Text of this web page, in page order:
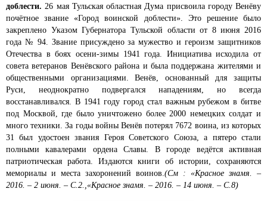
доблести. 26 мая Тульская областная Дума присвоила городу Венёву
почётное звание «Город воинской доблести». Это решение было
закреплено Указом Губернатора Тульской области от 8 июня 2016
года № 94. Звание присуждено за мужество и героизм защитников
Отечества в боях осени-зимы 1941 года. Инициатива исходила от
совета ветеранов Венёвского района и была поддержана жителями и
общественными организациями. Венёв, основанный для защиты
Руси, неоднократно подвергался нападениям, но всегда
восстанавливался. В 1941 году город стал важным рубежом в битве
под Москвой, где было уничтожено более 2000 немецких солдат и
много техники. За годы войны Венёв потерял 7672 воина, из которых
31 был удостоен звания Героя Советского Союза, а пятеро стали
полными кавалерами ордена Славы. В городе ведётся активная
патриотическая работа. Издаются книги об истории, сохраняются
мемориалы и места захоронений воинов.(См : «Красное знамя. –
2016. – 2 июня. – С.2.,«Красное знамя. – 2016. – 14 июня. – С.8)